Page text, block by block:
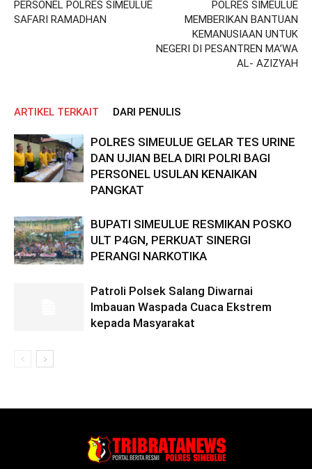
PERSONEL POLRES SIMEULUE
SAFARI RAMADHAN
POLRES SIMEULUE
MEMBERIKAN BANTUAN
KEMANUSIAAN UNTUK
NEGERI DI PESANTREN MA’WA
AL- AZIZYAH
ARTIKEL TERKAIT DARI PENULIS
POLRES SIMEULUE GELAR TES URINE
DAN UJIAN BELA DIRI POLRI BAGI
PERSONEL USULAN KENAIKAN
PANGKAT
BUPATI SIMEULUE RESMIKAN POSKO
ULT P4GN, PERKUAT SINERGI
PERANGI NARKOTIKA
Patroli Polsek Salang Diwarnai
Imbauan Waspada Cuaca Ekstrem
kepada Masyarakat